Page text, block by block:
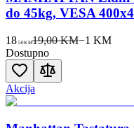
do 45kg, VESA
18 50KM19,00 KM−1 KM
Dostupno
Akcija